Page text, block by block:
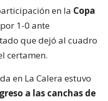
en la Copa
1-0 ante
que dejó al cuadro
certamen.
en La Calera estuvo
a las canchas de